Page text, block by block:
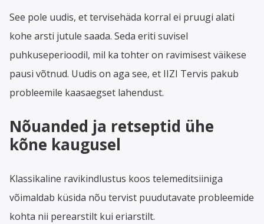
See pole uudis, et tervisehäda korral ei pruugi alati
kohe arsti jutule saada. Seda eriti suvisel
puhkuseperioodil, mil ka tohter on ravimisest väikese
pausi võtnud. Uudis on aga see, et IIZI Tervis pakub
probleemile kaasaegset lahendust.
Nõuanded ja retseptid ühe
kõne kaugusel
Klassikaline ravikindlustus koos telemeditsiiniga
võimaldab küsida nõu tervist puudutavate probleemide
kohta nii perearstilt kui eriarstilt.